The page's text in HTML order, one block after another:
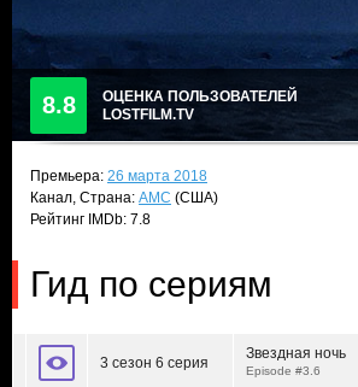
8.8
ОЦЕНКА ПОЛЬЗОВАТЕЛЕЙ
LOSTFILM.TV
Премьера: 26 марта 2018
Канал, Страна: AMC (США)
Рейтинг IMDb: 7.8
Гид по сериям
3 сезон 6 серия
Звездная ночь
Episode #3.6